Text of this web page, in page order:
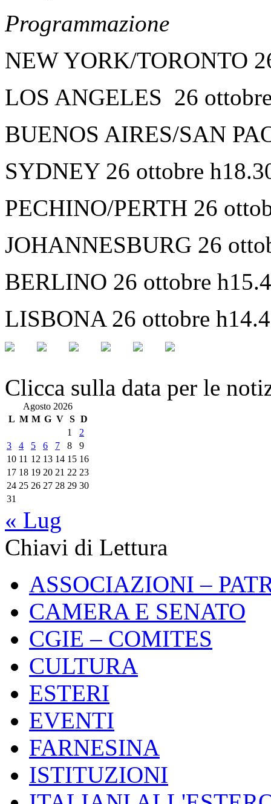
Programmazione
NEW YORK/TORONTO
LOS ANGELES 26
BUENOS AIRES/SAN
SYDNEY 26 ottobre
PECHINO/PERTH 26
JOHANNESBURG 26
BERLINO 26 ottobre
LISBONA 26 ottobre
Clicca sulla data per le
Agosto 2026
L M M G V S D
1
2
3
4 5 6 7 8
9
10 11 12 13 14 15 16
17 18 19 20 21 22 23
24 25 26 27 28 29 30
31
« Lug
Chiavi di Lettura
ASSOCIAZIONI –
CAMERA E SENATO
CGIE – COMITES
CULTURA
ESTERI
EVENTI
FARNESINA
ISTITUZIONI